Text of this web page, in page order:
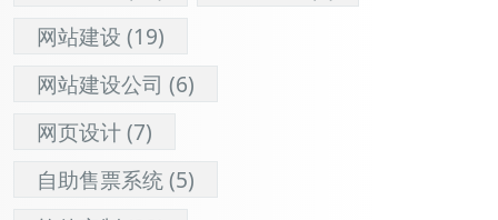
网站建设 (19)
网站建设公司 (6)
网页设计(7)
自助售票系统(5)